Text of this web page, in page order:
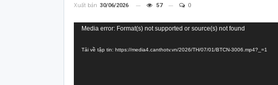
Xuất bản 30/06/2026 57 0
Trình
Video
Media error: Format(s) not supported or source(s) not found
Tải về tập tin: https://media4.canthotv.vn/2026/TH/07/01/BTCN-3006.mp4?_=1